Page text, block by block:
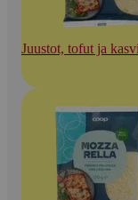
Juustot, tofut ja